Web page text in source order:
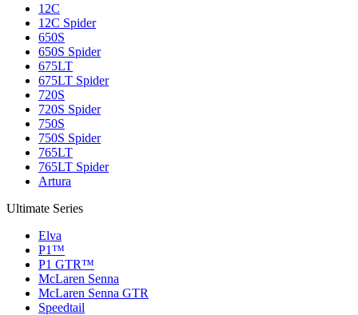
12C
12C Spider
650S
650S Spider
675LT
675LT Spider
720S
720S Spider
750S
750S Spider
765LT
765LT Spider
Artura
Ultimate Series
Elva
P1™
P1 GTR™
McLaren Senna
McLaren Senna GTR
Speedtail